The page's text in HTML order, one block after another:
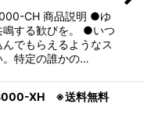
CH 商品説明 ●ゆ
鳴する歓びを。 ●いつ
でもらえるようなス
。特定の誰かの…
XH ※送料無料